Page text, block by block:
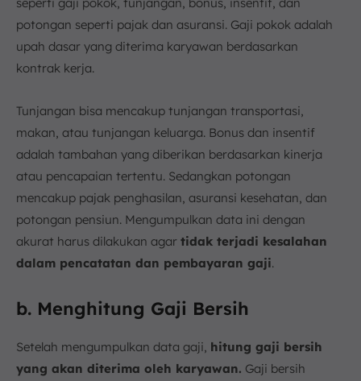
potongan seperti pajak dan asuransi. Gaji pokok adalah
upah dasar yang diterima karyawan berdasarkan
kontrak kerja.
Tunjangan bisa mencakup tunjangan transportasi,
makan, atau tunjangan keluarga. Bonus dan insentif
adalah tambahan yang diberikan berdasarkan kinerja
atau pencapaian tertentu. Sedangkan potongan
mencakup pajak penghasilan, asuransi kesehatan, dan
potongan pensiun. Mengumpulkan data ini dengan
akurat harus dilakukan agar tidak terjadi kesalahan
dalam pencatatan dan pembayaran gaji.
b. Menghitung Gaji Bersih
Setelah mengumpulkan data gaji, hitung gaji bersih
yang akan diterima oleh karyawan. Gaji bersih